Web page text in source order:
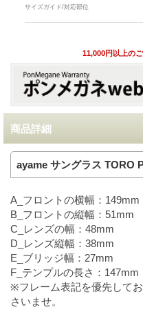
サイズガイド/対応部位
11,000円以上の
商品詳細
ayame サングラス TORO
A_フロントの横幅：149mm
B_フロントの縦幅：51mm
C_レンズの幅：48mm
D_レンズ縦幅：38mm
E_ブリッジ幅：27mm
F_テンプルの長さ：147mm
※フレーム表記を優先して
さいませ。